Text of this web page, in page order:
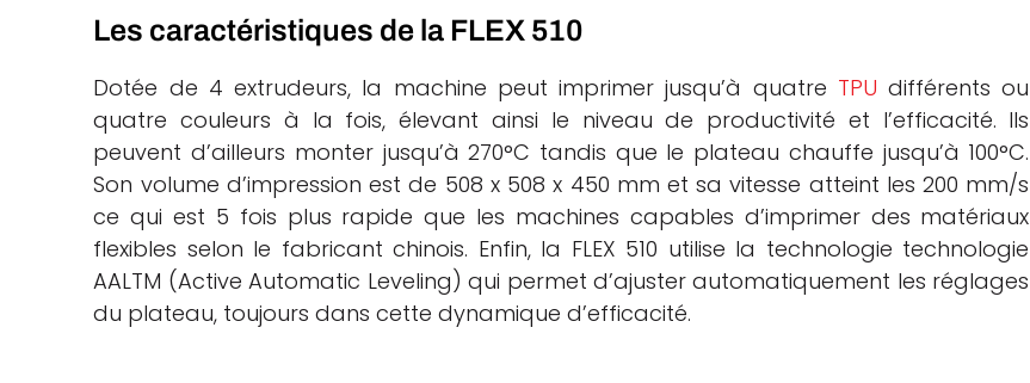
Les caractéristiques de la FLEX 510
Dotée de 4 extrudeurs, la machine peut imprimer jusqu’à quatre TPU différents ou
quatre couleurs à la fois, élevant ainsi le niveau de productivité et l’efficacité. Ils
peuvent d’ailleurs monter jusqu’à 270°C tandis que le plateau chauffe jusqu’à 100°C.
Son volume d’impression est de 508 x 508 x 450 mm et sa vitesse atteint les 200 mm/s
ce qui est 5 fois plus rapide que les machines capables d’imprimer des matériaux
flexibles selon le fabricant chinois. Enfin, la FLEX 510 utilise la technologie technologie
AALTM (Active Automatic Leveling) qui permet d’ajuster automatiquement les réglages
du plateau, toujours dans cette dynamique d’efficacité.